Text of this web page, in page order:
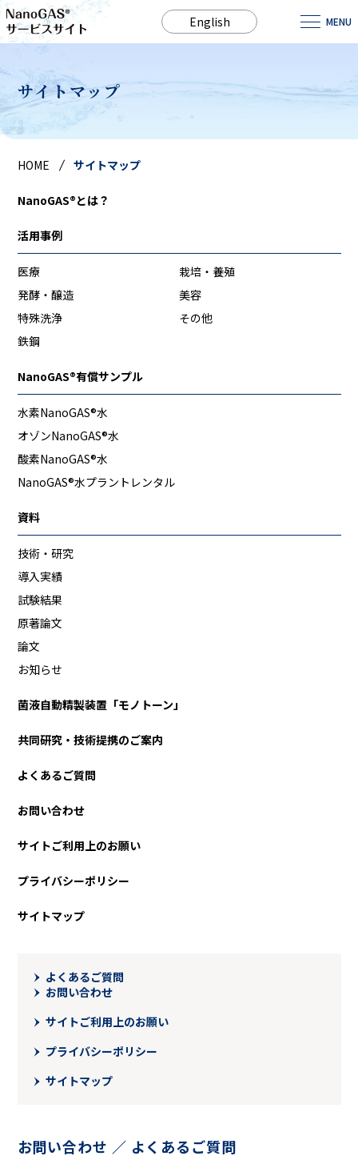
English MENU
サイトマップ
HOME サイトマップ
NanoGAS®とは？
活⽤事例
医療
発酵・醸造
特殊洗浄
鉄鋼
栽培・養殖
美容
その他
NanoGAS®有償サンプル
水素NanoGAS®水
オゾンNanoGAS®水
酸素NanoGAS®水
NanoGAS®水プラントレンタル
資料
技術・研究
導⼊実績
試験結果
原著論⽂
論⽂
お知らせ
菌液自動精製装置「モノトーン」
共同研究・技術提携のご案内
よくあるご質問
お問い合わせ
サイトご利⽤上のお願い
プライバシーポリシー
サイトマップ
よくあるご質問
お問い合わせ
サイトご利用上のお願い
プライバシーポリシー
サイトマップ
お問い合わせ ／ よくあるご質問